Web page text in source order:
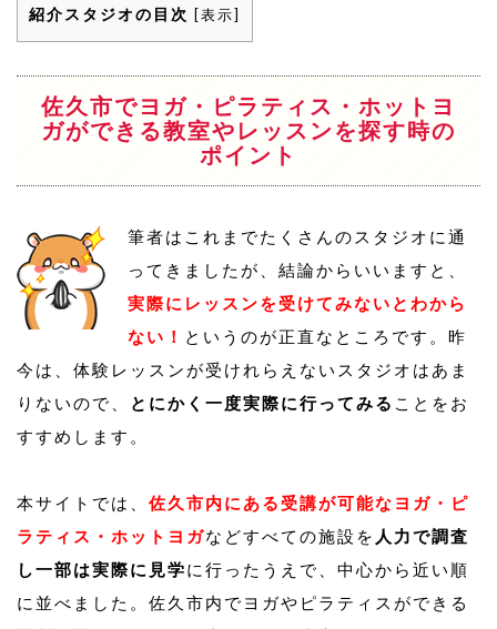
紹介スタジオの目次 [表示]
佐久市でヨガ・ピラティス・ホットヨ
ガができる教室やレッスンを探す時の
ポイント
筆者はこれまでたくさんのスタジオに通
ってきましたが、結論からいいますと、
実際にレッスンを受けてみないとわから
ない！ というのが正直なところです。昨
今は、体験レッスンが受けれらえないスタジオはあま
りないので、
とにかく一度実際に行ってみる ことをお
すすめします。
本サイトでは、 佐久市内にある受講が可能なヨガ・ピ
ラティス・ホットヨガなどすべての施設を 人力で調査
し一部は実際に見学に行ったうえで、中心から近い順
に並べました。佐久市内でヨガやピラティスができる